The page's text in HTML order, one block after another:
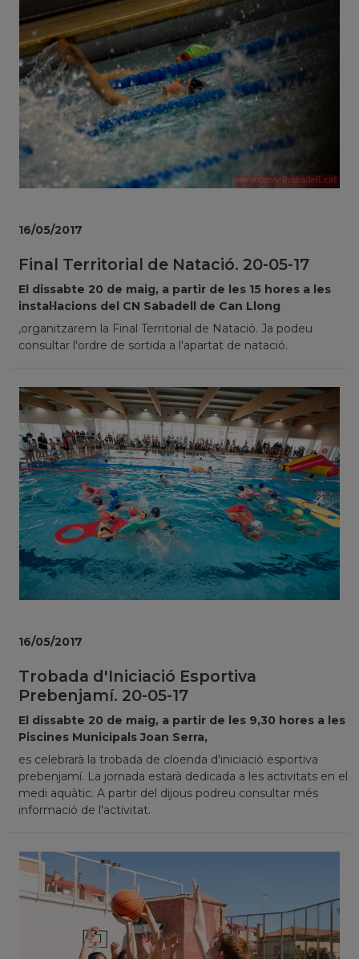
Final Territorial de Natació. 20-05-17
El dissabte 20 de maig, a partir de les 15 hores a les
instal·lacions del CN Sabadell de Can Llong
,organitzarem la Final Territorial de Natació. Ja podeu
consultar l'ordre de sortida a l'apartat de natació.
16/05/2017
Trobada d'Iniciació Esportiva
Prebenjamí. 20-05-17
El dissabte 20 de maig, a partir de les 9,30 hores a les
Piscines Municipals Joan Serra,
es celebrarà la trobada de cloenda d'iniciació esportiva
prebenjamí. La jornada estarà dedicada a les activitats en el
medi aquàtic. A partir del dijous podreu consultar més
informació de l'activitat.
16/05/2017